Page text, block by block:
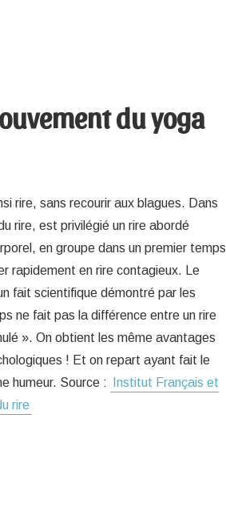
du yoga
rire, sans recourir aux blagues. Dans
rire, est privilégié un rire abordé
en groupe dans un premier temps
rapidement en rire contagieux. Le
fait scientifique démontré par les
ne fait pas la différence entre un rire
». On obtient les même avantages
! Et on repart ayant fait le
humeur. Source :
Institut Français et
rire